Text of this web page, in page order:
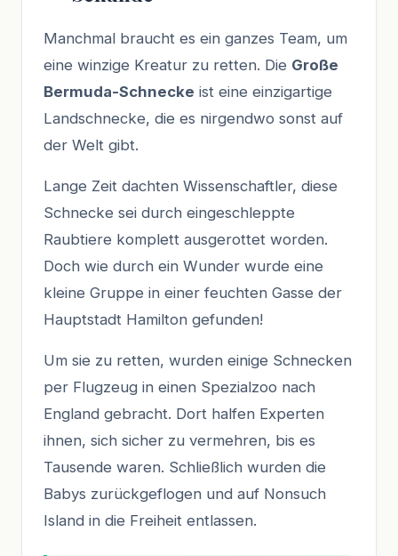
Manchmal braucht es ein ganzes Team, um
eine winzige Kreatur zu retten. Die Große
Bermuda-Schnecke ist eine einzigartige
Landschnecke, die es nirgendwo sonst auf
der Welt gibt.
Lange Zeit dachten Wissenschaftler, diese
Schnecke sei durch eingeschleppte
Raubtiere komplett ausgerottet worden.
Doch wie durch ein Wunder wurde eine
kleine Gruppe in einer feuchten Gasse der
Hauptstadt Hamilton gefunden!
Um sie zu retten, wurden einige Schnecken
per Flugzeug in einen Spezialzoo nach
England gebracht. Dort halfen Experten
ihnen, sich sicher zu vermehren, bis es
Tausende waren. Schließlich wurden die
Babys zurückgeflogen und auf Nonsuch
Island in die Freiheit entlassen.